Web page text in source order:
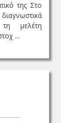
της Στο
τη μελέτη
...